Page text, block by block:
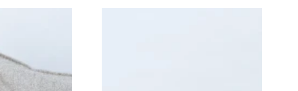
Kussen